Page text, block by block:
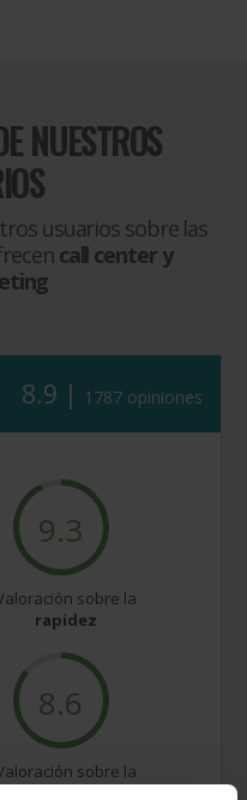
NUESTROS
usuarios sobre las
call center y
8.9 | 1787 opiniones
9.3
sobre la
rapidez
8.6
sobre la